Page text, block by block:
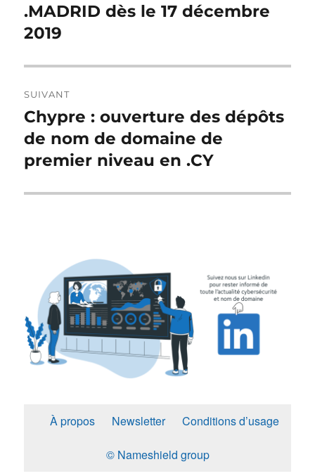
l’article
précédente :
.MADRID dès le 17 décembre
2019
SUIVANT
Publication
suivante :
Chypre : ouverture des dépôts
de nom de domaine de
premier niveau en .CY
À propos Newsletter Conditions d’usage
© Nameshield group